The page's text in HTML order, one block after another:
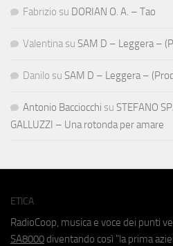
Fabrizio su DORIAN O. A. – Tao
Valentina su SAM D – Leggera –
Danilo su SAM D – Leggera –
Antonio Bacciocchi su STEFANO
GALLUZZI – Una rotonda per amare
ETICA
RadioCoop, musica e voce dei punti
SA8000 diventando così "la prima